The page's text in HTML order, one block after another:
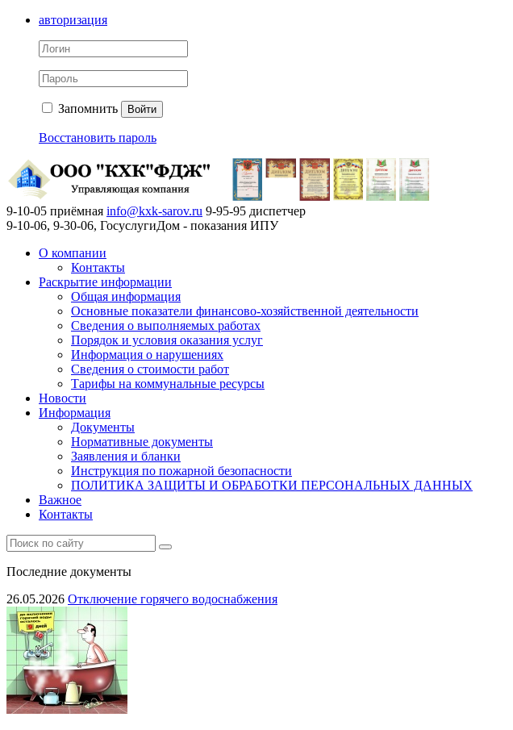
авторизация
Запомнить Войти
Восстановить пароль
9-10-05 приёмная info@kxk-sarov.ru 9-95-95 диспетчер
9-10-06, 9-30-06, ГосуслугиДом - показания ИПУ
О компании
Контакты
Раскрытие информации
Общая информация
Основные показатели финансово-хозяйственной деятельности
Сведения о выполняемых работах
Порядок и условия оказания услуг
Информация о нарушениях
Сведения о стоимости работ
Тарифы на коммунальные ресурсы
Новости
Информация
Документы
Нормативные документы
Заявления и бланки
Инструкция по пожарной безопасности
ПОЛИТИКА ЗАЩИТЫ И ОБРАБОТКИ ПЕРСОНАЛЬНЫХ ДАННЫХ
Важное
Контакты
Последние документы
26.05.2026 Отключение горячего водоснабжения